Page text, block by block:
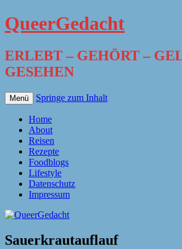
QueerGedacht
ERLEBT – GEHÖRT –
GESEHEN
Menü Springe zum Inhalt
Home
About
Reisen
Rezepte
Foodblogs
Lifestyle
Datenschutz
Impressum
Sauerkrautauflauf